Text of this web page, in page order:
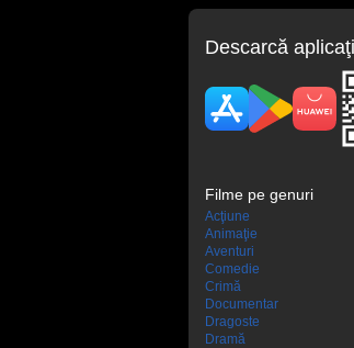
Descarcă
Filme pe genuri
Acţiune
Animaţie
Aventuri
Comedie
Crimă
Documentar
Dragoste
Dramă